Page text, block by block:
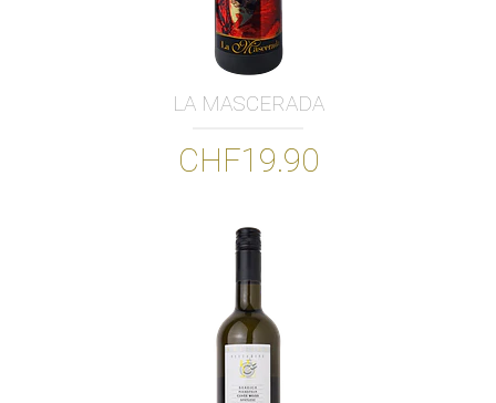
LA MASCERADA
CHF19.90